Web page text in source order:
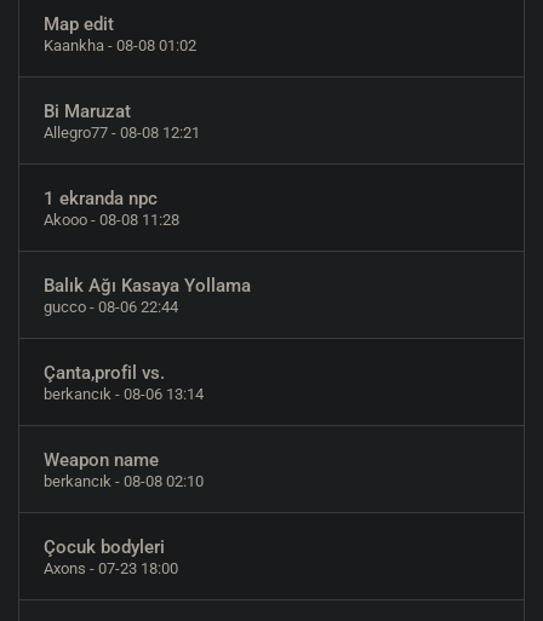
Map edit
Kaankha - 08-08 01:02
Bi Maruzat
Allegro77 - 08-08 12:21
1 ekranda npc
Akooo - 08-08 11:28
Balık Ağı Kasaya Yollama
gucco - 08-06 22:44
Çanta,profil vs.
berkancık - 08-06 13:14
Weapon name
berkancık - 08-08 02:10
Çocuk bodyleri
Axons - 07-23 18:00